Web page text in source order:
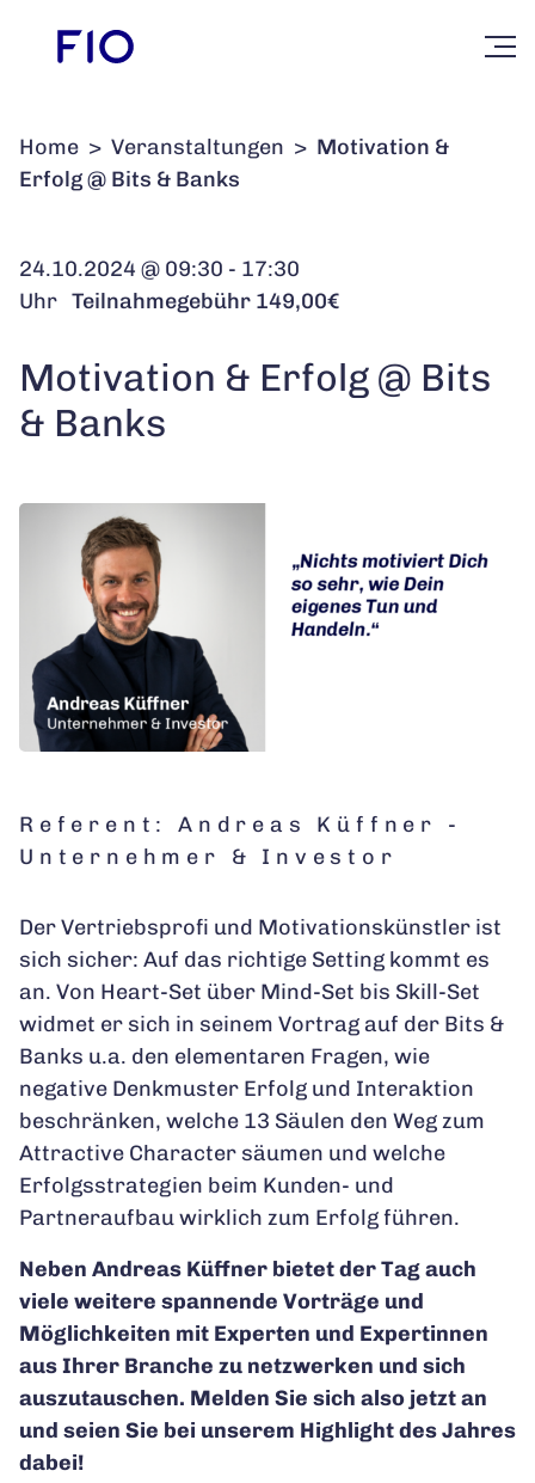
Home > Veranstaltungen > Motivation &
Erfolg @ Bits & Banks
24.10.2024 @ 09:30 - 17:30
Uhr Teilnahmegebühr 149,00€
Motivation & Erfolg @ Bits
& Banks
Referent: Andreas Küffner -
Unternehmer & Investor
Der Vertriebsprofi und Motivationskünstler ist
sich sicher: Auf das richtige Setting kommt es
an. Von Heart-Set über Mind-Set bis Skill-Set
widmet er sich in seinem Vortrag auf der Bits &
Banks u.a. den elementaren Fragen, wie
negative Denkmuster Erfolg und Interaktion
beschränken, welche 13 Säulen den Weg zum
Attractive Character säumen und welche
Erfolgsstrategien beim Kunden- und
Partneraufbau wirklich zum Erfolg führen.
Neben Andreas Küffner bietet der Tag auch
viele weitere spannende Vorträge und
Möglichkeiten mit Experten und Expertinnen
aus Ihrer Branche zu netzwerken und sich
auszutauschen. Melden Sie sich also jetzt an
und seien Sie bei unserem Highlight des Jahres
dabei!